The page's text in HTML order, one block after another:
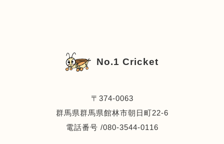
No.1 Cricket
〒374-0063
群馬県群馬県館林市朝日町22-6
電話番号 /080-3544-0116